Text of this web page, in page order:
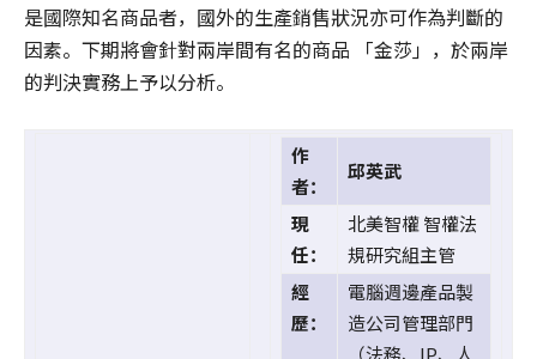
是國際知名商品者，國外的生產銷售狀況亦可作為判斷的
因素。下期將會針對兩岸間有名的商品 「金莎」，於兩岸
的判決實務上予以分析。
作
者：
邱英武
現
任：
北美智權 智權法
規研究組主管
經
歷：
電腦週邊產品製
造公司管理部門
（法務、IP、人